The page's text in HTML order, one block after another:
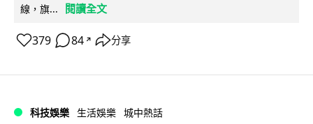
線，旗...
閱讀全文
379 84 ↗ 分享
科技娛樂 生活娛樂 城中熱話